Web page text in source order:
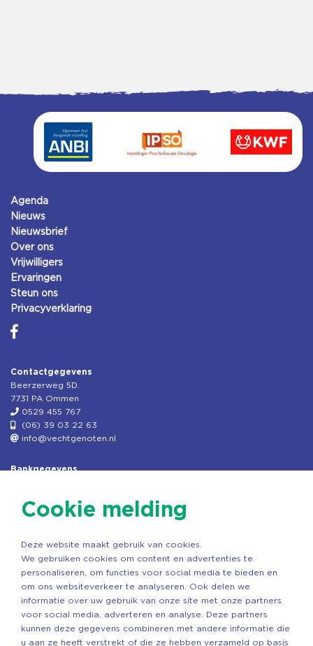
Agenda
Nieuws
Nieuwsbrief
Over ons
Vrijwilligers
Ervaringen
Steun ons
Privacyverklaring
Contactgegevens
Beerzerweg 5D.
7731 PA Ommen
0529 455 767
(06) 39 03 22 63
info@vechtgenoten.nl
Bankgegevens
Rek.nr: NL85RABO0127579230
Copyright ©2026 Vechtgenoten
Cookie melding
Deze website maakt gebruik van cookies.
We gebruiken cookies om content en advertenties te
personaliseren, om functies voor social media te bieden en
om ons websiteverkeer te analyseren. Ook delen we
informatie over uw gebruik van onze site met onze partners
voor social media, adverteren en analyse. Deze partners
kunnen deze gegevens combineren met andere informatie die
u aan ze heeft verstrekt of die ze hebben verzameld op basis